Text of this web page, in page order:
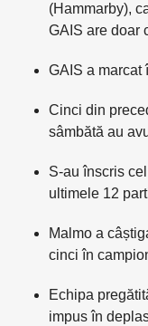
(Hammarby),
GAIS are doar
GAIS a marcat
Cinci din
sâmbătă au
S-au înscris
ultimele 12
Malmo a
cinci în
Echipa
impus în